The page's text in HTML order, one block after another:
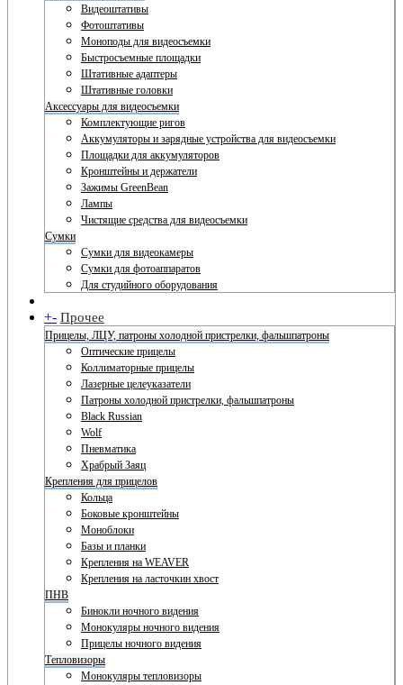
Видеоштативы
Фотоштативы
Моноподы для видеосъемки
Быстросъемные площадки
Штативные адаптеры
Штативные головки
Аксессуары для видеосъемки
Комплектующие ригов
Аккумуляторы и зарядные устройства для видеосъемки
Площадки для аккумуляторов
Кронштейны и держатели
Зажимы GreenBean
Лампы
Чистящие средства для видеосъемки
Сумки
Сумки для видеокамеры
Сумки для фотоаппаратов
Для студийного оборудования
+- Прочее
Прицелы, ЛЦУ, патроны холодной пристрелки, фальшпатроны
Оптические прицелы
Коллиматорные прицелы
Лазерные целеуказатели
Патроны холодной пристрелки, фальшпатроны
Black Russian
Wolf
Пневматика
Храбрый Заяц
Крепления для прицелов
Кольца
Боковые кронштейны
Моноблоки
Базы и планки
Крепления на WEAVER
Крепления на ласточкин хвост
ПНВ
Бинокли ночного видения
Монокуляры ночного видения
Прицелы ночного видения
Тепловизоры
Монокуляры тепловизоры